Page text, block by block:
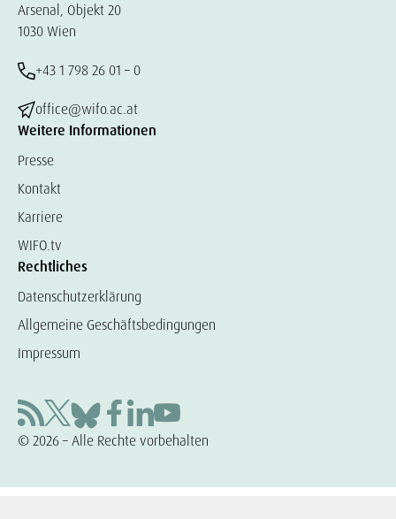
Arsenal, Objekt 20
1030 Wien
+43 1 798 26 01 – 0
office@wifo.ac.at
Weitere Informationen
Presse
Kontakt
Karriere
WIFO.tv
Rechtliches
Datenschutzerklärung
Allgemeine Geschäftsbedingungen
Impressum
© 2026 – Alle Rechte vorbehalten